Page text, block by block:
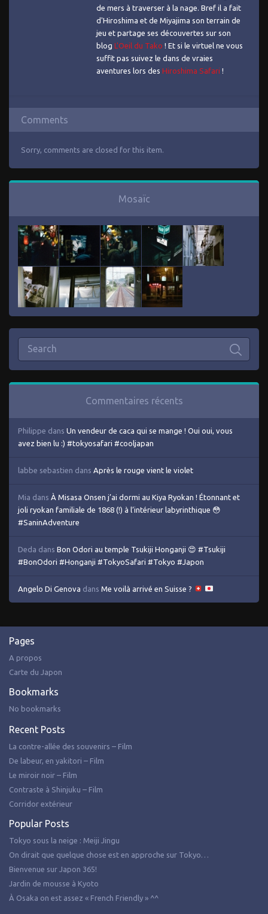
de mers à traverser à la nage. Bref il a fait
d'Hiroshima et de Miyajima son terrain de
jeu et partage ses découvertes sur son
blog L'Oeil du Tako ! Et si le virtuel ne vous
suffit pas suivez le dans de vraies
aventures lors des Hiroshima Safari !
Comments
Sorry, comments are closed for this item.
Mosaïc
Commentaires récents
Philippe dans Un vendeur de caca qui se mange ! Oui oui, vous
avez bien lu :) #tokyosafari #cooljapan
labbe sebastien dans Après le rouge vient le violet
Mia dans À Misasa Onsen j’ai dormi au Kiya Ryokan ! Étonnant et
joli ryokan familiale de 1868 (!) à l’intérieur labyrinthique 😳
#SaninAdventure
Deda dans Bon Odori au temple Tsukiji Honganji 😍 #Tsukiji
#BonOdori #Honganji #TokyoSafari #Tokyo #Japon
Angelo Di Genova dans Me voilà arrivé en Suisse ?
Pages
A propos
Carte du Japon
Bookmarks
No bookmarks
Recent Posts
La contre-allée des souvenirs – Film
De labeur, en yakitori – Film
Le miroir noir – Film
Contraste à Shinjuku – Film
Corridor extérieur
Popular Posts
Tokyo sous la neige : Meiji Jingu
On dirait que quelque chose est en approche sur Tokyo…
Bienvenue sur Japon 365!
Jardin de mousse à Kyoto
À Osaka on est assez « French Friendly » ^^